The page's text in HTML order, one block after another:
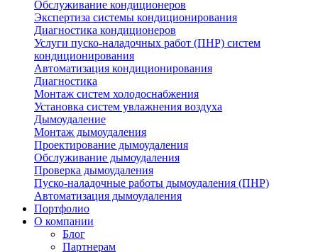
Обслуживание кондиционеров
Экспертиза системы кондиционирования
Диагностика кондиционеров
Услуги пуско-наладочных работ (ПНР) систем
кондиционирования
Автоматизация кондиционирования
Диагностика
Монтаж систем холодоснабжения
Установка систем увлажнения воздуха
Дымоудаление
Монтаж дымоудаления
Проектирование дымоудаления
Обслуживание дымоудаления
Проверка дымоудаления
Пуско-наладочные работы дымоудаления (ПНР)
Автоматизация дымоудаления
Портфолио
О компании
Блог
Партнерам